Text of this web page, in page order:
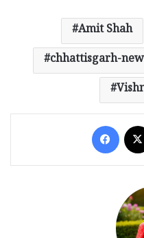
Amit Shah
chhattisgarh-